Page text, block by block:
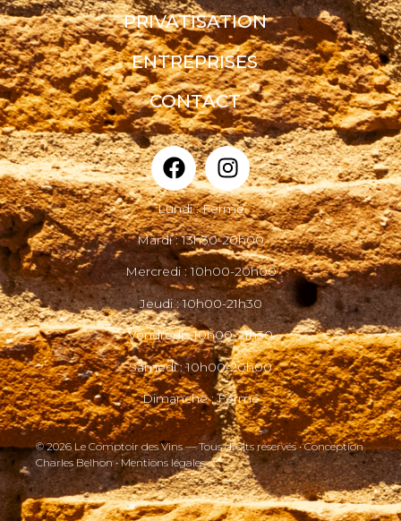
PRIVATISATION
ENTREPRISES
CONTACT
Lundi : Fermé
Mardi : 13h30-20h00
Mercredi : 10h00-20h00
Jeudi : 10h00-21h30
Vendredi : 10h00-21h30
Samedi : 10h00-20h00
Dimanche : Fermé
© 2026 Le Comptoir des Vins — Tous droits réservés • Conception
Charles Belhon •Mentions légales